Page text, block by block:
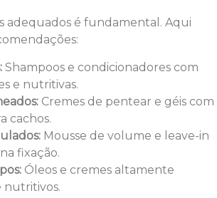
adequados é fundamental. Aqui
Shampoos e condicionadores com
e nutritivas.
Cremes de pentear e géis com
cachos.
Mousse de volume e leave-in
fixação.
Óleos e cremes altamente
nutritivos.